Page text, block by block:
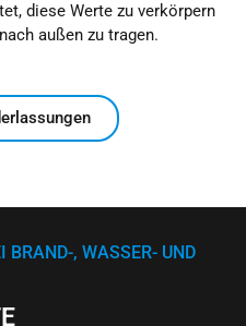
diese Werte zu verkörpern
außen zu tragen.
BRAND-, WASSER- UND